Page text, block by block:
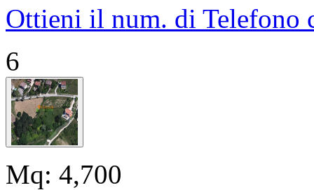
Ottieni il num. di Telefono
6
Mq: 4,700